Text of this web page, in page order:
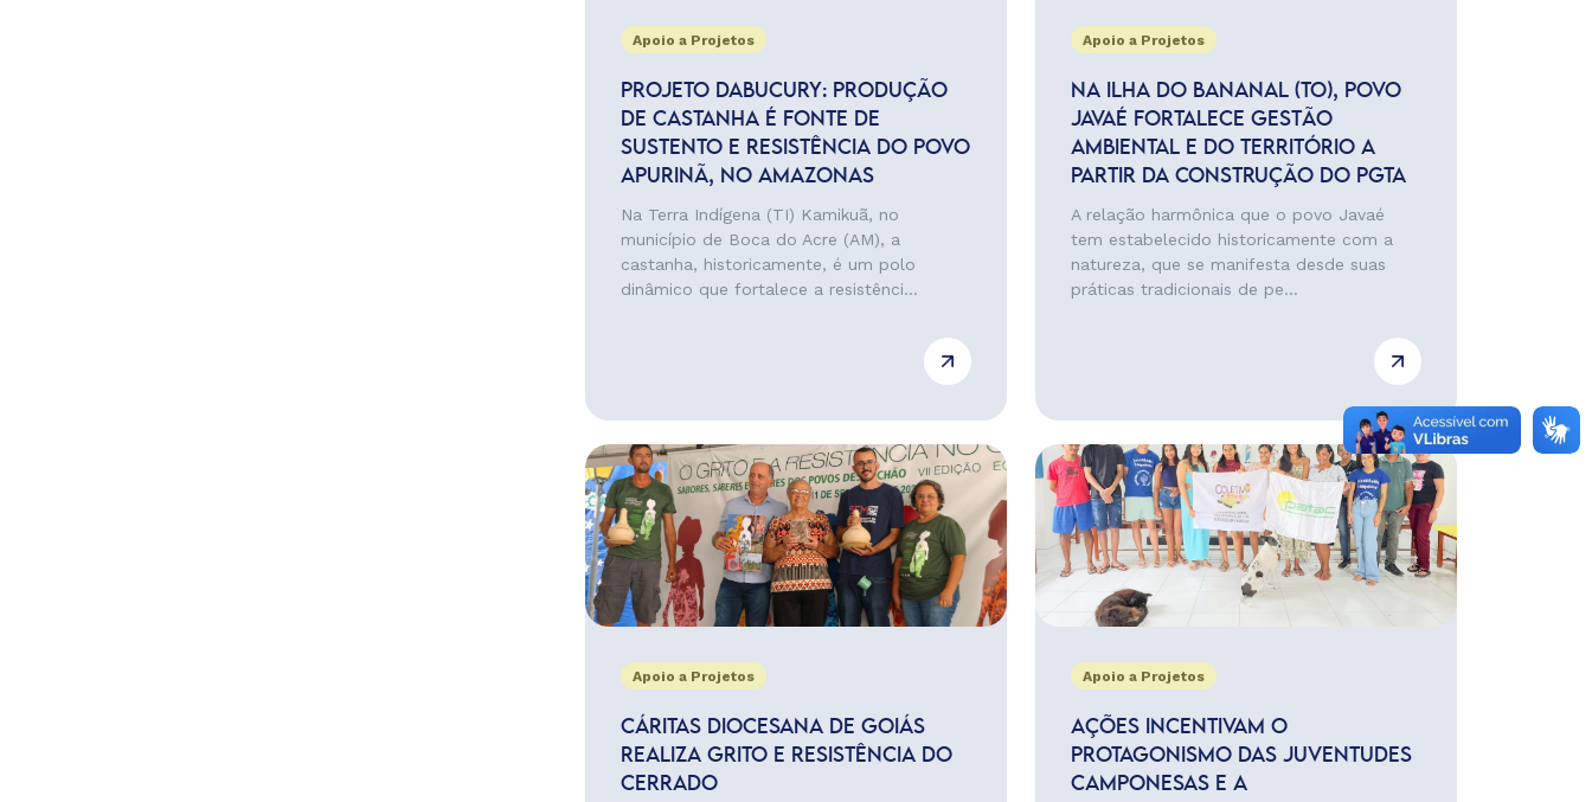
Apoio a Projetos
PROJETO DABUCURY: PRODUÇÃO
DE CASTANHA É FONTE DE
SUSTENTO E RESISTÊNCIA DO POVO
APURINÃ, NO AMAZONAS
Na Terra Indígena (TI) Kamikuã, no
município de Boca do Acre (AM), a
castanha, historicamente, é um polo
dinâmico que fortalece a resistênci...
Apoio a Projetos
NA ILHA DO BANANAL (TO), POVO
JAVAÉ FORTALECE GESTÃO
AMBIENTAL E DO TERRITÓRIO A
PARTIR DA CONSTRUÇÃO DO PGTA
A relação harmônica que o povo Javaé
tem estabelecido historicamente com a
natureza, que se manifesta desde suas
práticas tradicionais de pe...
Apoio a Projetos
CÁRITAS DIOCESANA DE GOIÁS
REALIZA GRITO E RESISTÊNCIA DO
CERRADO
Apoio a Projetos
AÇÕES INCENTIVAM O
PROTAGONISMO DAS JUVENTUDES
CAMPONESAS E A